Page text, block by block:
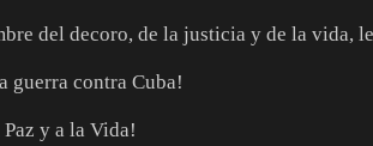
del decoro, de la justicia y de la vida,
guerra contra Cuba!
Paz y a la Vida!